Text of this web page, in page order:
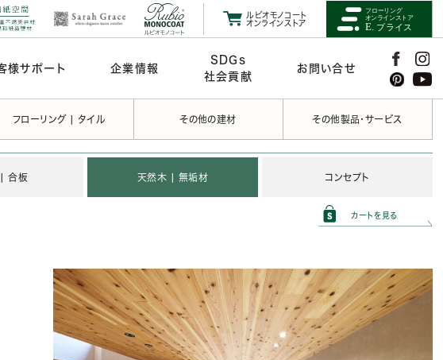
ルビオモノコート
オンラインストア
様サポート 企業情報
SDGs
社会貢献
お問い合せ
合板 天然木 | 無垢材 コンセプト
フローリング | タイル その他の建材 その他製品・サービス
カートを見る